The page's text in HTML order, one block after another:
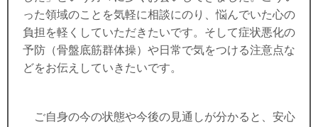
った領域のことを気軽に相談にのり、悩んでいた心の
負担を軽くしていただきたいです。そして症状悪化の
予防（骨盤底筋群体操）や日常で気をつける注意点な
どをお伝えしていきたいです。
ご自身の今の状態や今後の見通しが分かると、安心